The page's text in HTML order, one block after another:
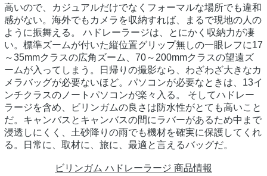
高いので、カジュアルだけでなくフォーマルな場所でも違和
感がない。海外でもカメラを収納すれば、まるで現地の人の
ように振舞える。 ハドレーラージは、とにかく収納力が凄
い。標準ズームが付いた縦位置グリップ無しの一眼レフに17
～35mmクラスの広角ズーム、70～200mmクラスの望遠ズ
ームが入ってしまう。日帰りの撮影なら、わざわざ大きなカ
メラバッグが必要ないほど。パソコンが必要なときは、13イ
ンチクラスのノートパソコンが楽々入る。 そしてハドレー
ラージを含め、ビリンガムの良さは防水性がとても高いこと
だ。キャンバスとキャンバスの間にラバーがあるため中まで
浸透しにくく、土砂降りの雨でも機材を確実に保護してくれ
る。日常に、取材に、旅に、最適と言えるバッグだ。
ビリンガム ハドレーラージ 商品情報